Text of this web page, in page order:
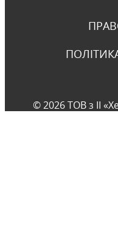
© 2026 ТОВ з ІІ